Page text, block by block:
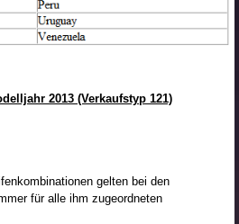
2013 (Verkaufstyp 121)
gelten bei den
für alle ihm zugeordneten